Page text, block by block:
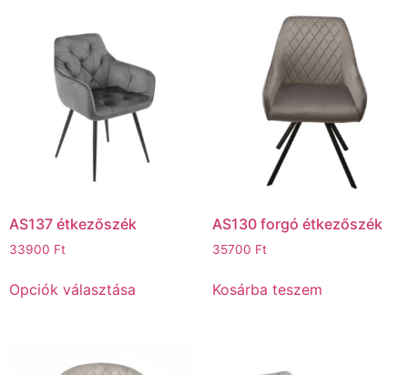
AS137 étkezőszék
33900 Ft
Opciók választása
AS130 forgó étkezőszék
35700 Ft
Kosárba teszem